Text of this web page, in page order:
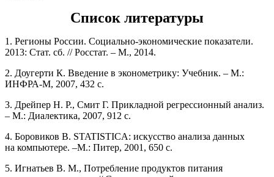
Список литературы
1. Регионы России. Социально-экономические показатели.
2013: Стат. сб. // Росстат. – М., 2014.
2. Доугерти К. Введение в эконометрику: Учебник. – М.:
ИНФРА-М, 2007, 432 с.
3. Дрейпер Н. Р., Смит Г. Прикладной регрессионный анализ.
– М.: Диалектика, 2007, 912 с.
4. Боровиков В. STATISTICA: искусство анализа данных
на компьютере. –М.: Питер, 2001, 650 с.
5. Игнатьев В. М., Потребление продуктов питания